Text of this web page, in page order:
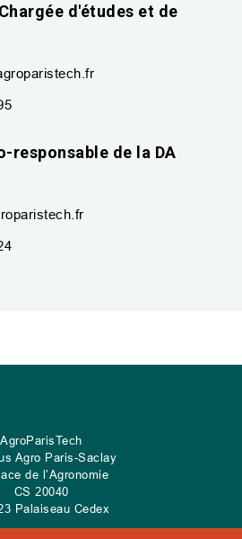
d'études et de
responsable de la DA
AgroParisTech
Agro Paris-Saclay
de l’Agronomie
CS 20040
Palaiseau Cedex